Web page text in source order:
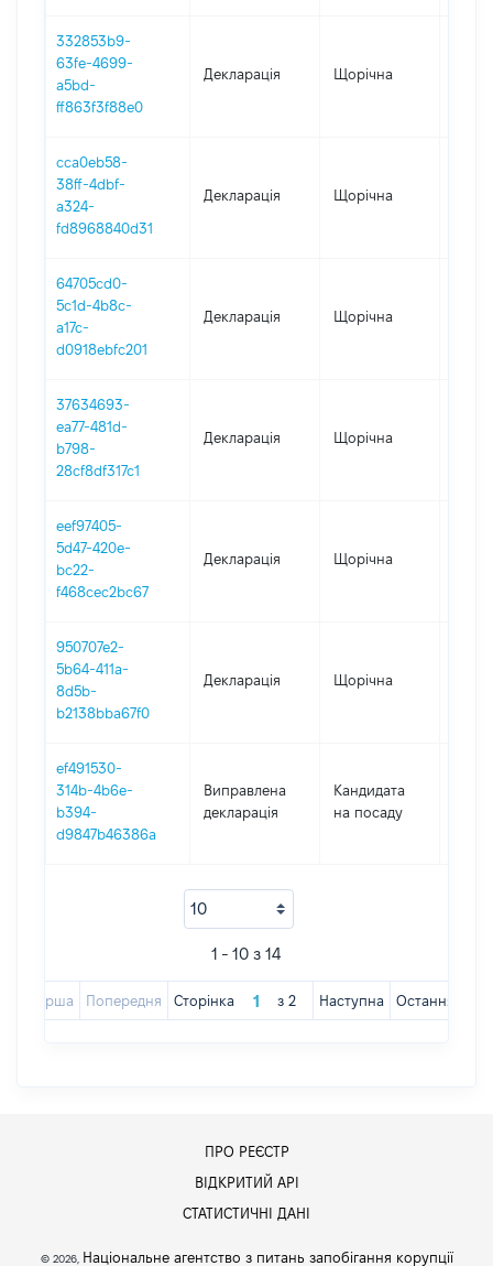
332853b9-
63fe-4699-
a5bd-
ff863f3f88e0
Декларація Щорічна
cca0eb58-
38ff-4dbf-
a324-
fd8968840d31
Декларація Щорічна
64705cd0-
5c1d-4b8c-
a17c-
d0918ebfc201
Декларація Щорічна
37634693-
ea77-481d-
b798-
28cf8df317c1
Декларація Щорічна
eef97405-
5d47-420e-
bc22-
f468cec2bc67
Декларація Щорічна
950707e2-
5b64-411a-
8d5b-
b2138bba67f0
Декларація Щорічна
ef491530-
314b-4b6e-
b394-
d9847b46386a
Виправлена
декларація
Кандидата
на посаду
1 - 10 з 14
Перша Попередня Сторінка з 2 Наступна Остання
ПРО РЕЄСТР
ВІДКРИТИЙ АРІ
СТАТИСТИЧНІ ДАНІ
© 2026, Національне агентство з питань запобігання корупції